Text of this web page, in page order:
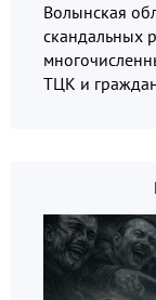
Волынская
скандальных
ТЦК и